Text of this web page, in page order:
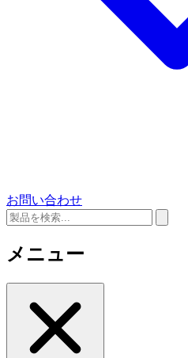
お問い合わせ
メニュー